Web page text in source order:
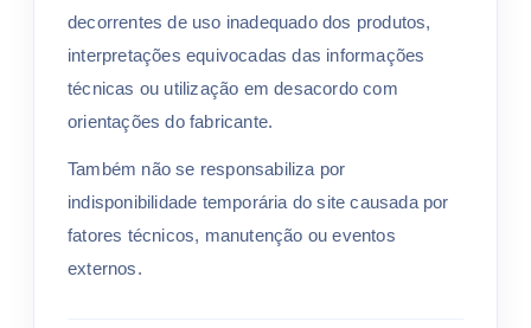
decorrentes de uso inadequado dos produtos,
interpretações equivocadas das informações
técnicas ou utilização em desacordo com
orientações do fabricante.
Também não se responsabiliza por
indisponibilidade temporária do site causada por
fatores técnicos, manutenção ou eventos
externos.